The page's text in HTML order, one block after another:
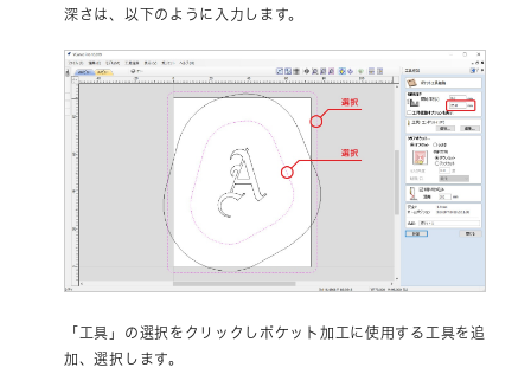
深さは、以下のように入力します。
「工具」の選択をクリックしポケット加工に使用する工具を追
加、選択します。